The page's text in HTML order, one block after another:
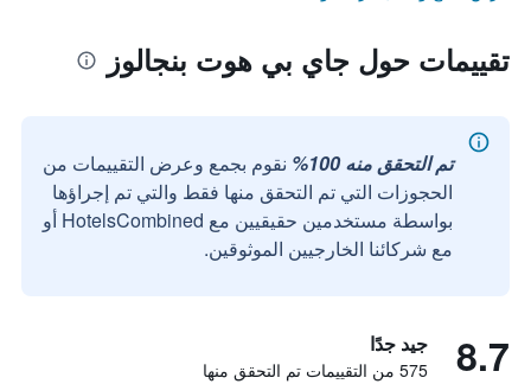
تقييمات حول جاي بي هوت بنجالوز
تم التحقق منه 100%
نقوم بجمع وعرض التقييمات من
الحجوزات التي تم التحقق منها فقط والتي تم إجراؤها
بواسطة مستخدمين حقيقيين مع HotelsCombined أو
مع شركائنا الخارجيين الموثوقين.
8.7 جيد جدًا
575 من التقييمات تم التحقق منها